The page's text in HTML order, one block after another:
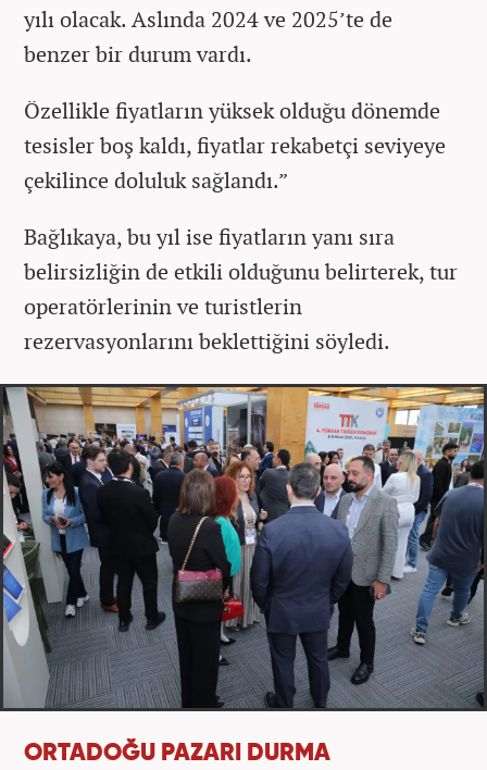
yılı olacak. Aslında 2024 ve 2025’te de
benzer bir durum vardı.
Özellikle fiyatların yüksek olduğu dönemde
tesisler boş kaldı, fiyatlar rekabetçi seviyeye
çekilince doluluk sağlandı.”
Bağlıkaya, bu yıl ise fiyatların yanı sıra
belirsizliğin de etkili olduğunu belirterek, tur
operatörlerinin ve turistlerin
rezervasyonlarını beklettiğini söyledi.
ORTADOĞU PAZARI DURMA